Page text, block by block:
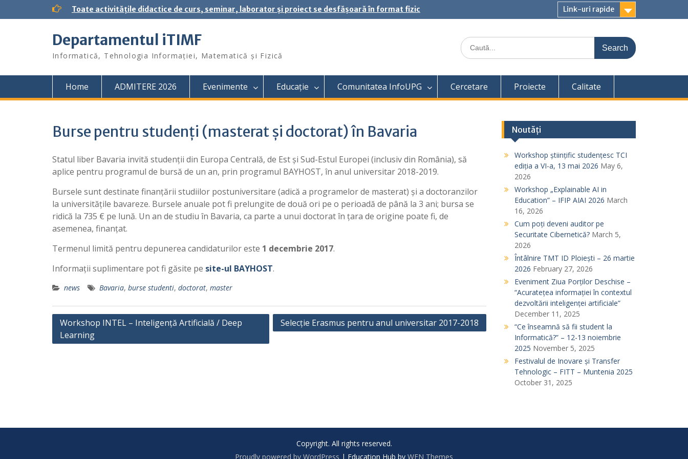
t
Toate activitățile didactice de curs, seminar, laborator și proiect se desfășoară în format fizic Link-uri rapide
Departamentul iTIMF
Informatică, Tehnologia Informației, Matematică și Fizică
S
e
r
c
h
Home ADMITERE 2026 Evenimente Educație Comunitatea InfoUPG Cercetare Proiecte Calitate
Burse pentru studenți (masterat și doctorat) în Bavaria
Statul liber Bavaria invită studenții din Europa Centrală, de Est și Sud-Estul Europei (inclusiv din România), să
aplice pentru programul de bursă de un an, prin programul BAYHOST, în anul universitar 2018-2019.
Bursele sunt destinate finanțării studiilor postuniversitare (adică a programelor de masterat) și a doctoranzilor
la universitățile bavareze. Bursele anuale pot fi prelungite de două ori pe o perioadă de până la 3 ani; bursa se
ridică la 735 € pe lună. Un an de studiu în Bavaria, ca parte a unui doctorat în țara de origine poate fi, de
asemenea, finanțat.
Termenul limită pentru depunerea candidaturilor este 1 decembrie 2017.
Informații suplimentare pot fi găsite pe site-ul BAYHOST.
news Bavaria, burse studenti, doctorat, master
i
Workshop INTEL – Inteligență Artificială / Deep
Learning
Selecție Erasmus pentru anul universitar 2017-2018
Noutăți
Workshop științific studențesc TCI
ediția a VI-a, 13 mai 2026 May 6,
2026
Workshop „Explainable AI in
Education” – IFIP AIAI 2026 March
16, 2026
Cum poți deveni auditor pe
Securitate Cibernetică? March 5,
2026
Întâlnire TMT ID Ploiești – 26 martie
2026 February 27, 2026
Eveniment Ziua Porților Deschise –
“Acuratețea informației în contextul
dezvoltării inteligenței artificiale”
December 11, 2025
“Ce înseamnă să fii student la
Informatică?” – 12-13 noiembrie
2025 November 5, 2025
Festivalul de Inovare și Transfer
Tehnologic – FITT – Muntenia 2025
October 31, 2025
Copyright. All rights reserved.
Proudly powered by WordPress | Education Hub by WEN Themes